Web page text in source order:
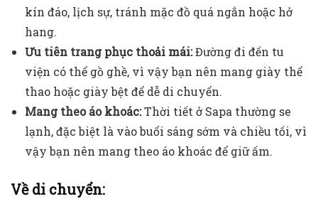
kín đáo, lịch sự, tránh mặc đồ quá ngắn hoặc hở
hang.
Ưu tiên trang phục thoải mái:Đường đi đến tu
viện có thể gồ ghề, vì vậy bạn nên mang giày thể
thao hoặc giày bệt để dễ di chuyển.
Mang theo áo khoác:Thời tiết ở Sapa thường se
lạnh, đặc biệt là vào buổi sáng sớm và chiều tối, vì
vậy bạn nên mang theo áo khoác để giữ ấm.
Về di chuyển: